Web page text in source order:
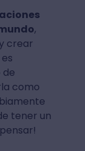
,
crear
como
tener un